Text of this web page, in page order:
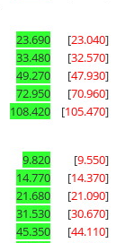
23.690 [23.040]
33.480 [32.570]
49.270 [47.930]
72.950 [70.960]
108.420 [105.470]
9.820 [9.550]
14.770 [14.370]
21.680 [21.090]
31.530 [30.670]
45.350 [44.110]